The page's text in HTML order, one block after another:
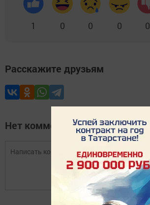
1 0 0 0 0
Расскажите друзьям
Нет комментариев